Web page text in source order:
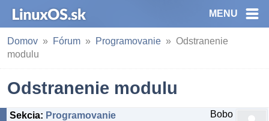
MENU
Domov Fórum Programovanie
Odstranenie
modulu
Odstranenie modulu
Sekcia: Programovanie Bobo